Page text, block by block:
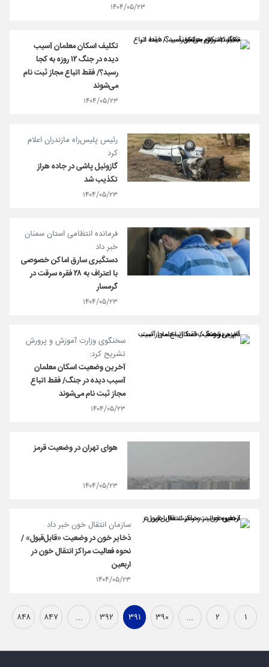
۱۴۰۴/۰۵/۲۳
تکلیف اسکان معلمان آسیب
دیده در جنگ ۱۲ روزه به کجا
رسید؟/ فقط اتباع مجاز ثبت نام
می‌شوند
۱۴۰۴/۰۵/۲۳
رئیس پلیس‌راه مازندران اعلام
کرد
گازوئیل پاشی در جاده هراز
تکذیب شد
۱۴۰۴/۰۵/۲۳
فرمانده انتظامی استان سمنان
خبر داد
دستگیری سارق اماکن خصوصی
با اعتراف به ۲۸ فقره سرقت در
گرمسار
۱۴۰۴/۰۵/۲۳
سخنگوی وزارت آموزش و پرورش
تشریح کرد:
آخرین وضعیت اسکان معلمان
آسیب دیده در جنگ/ فقط اتباع
مجاز ثبت نام می‌شوند
۱۴۰۴/۰۵/۲۳
هوای تهران در وضعیت قرمز
۱۴۰۴/۰۵/۲۳
سازمان انتقال خون خبر داد
ذخایر خون در وضعیت «قابل‌قبول» /
نحوه فعالیت مراکز انتقال خون در
اربعین
۱۴۰۴/۰۵/۲۳
۱ ۲ ... ۳۹۰ ۳۹۱ ۳۹۲ ... ۸۴۷ ۸۴۸